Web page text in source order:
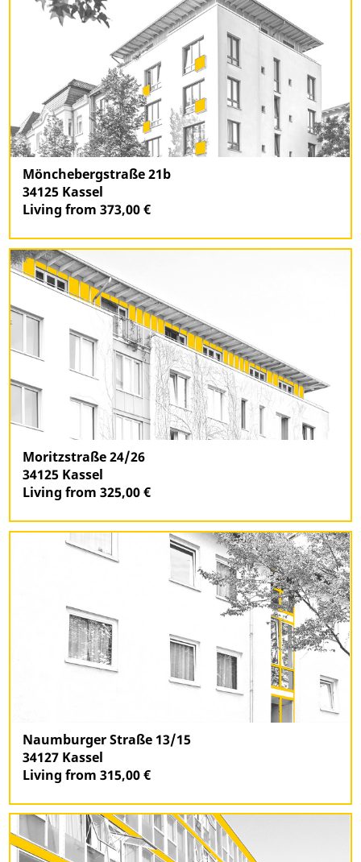
Mönchebergstraße 21b
34125 Kassel
Living from 373,00 €
Moritzstraße 24/26
34125 Kassel
Living from 325,00 €
Naumburger Straße 13/15
34127 Kassel
Living from 315,00 €